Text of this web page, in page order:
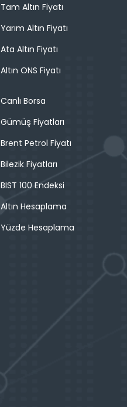
Tam Altın Fiyatı
Yarım Altın Fiyatı
Ata Altın Fiyatı
Altın ONS Fiyatı
Canlı Borsa
Gümüş Fiyatları
Brent Petrol Fiyatı
Bilezik Fiyatları
BIST 100 Endeksi
Altın Hesaplama
Yüzde Hesaplama